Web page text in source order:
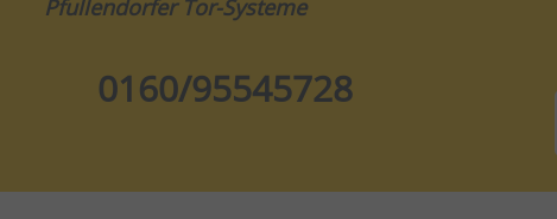
Pfullendorfer Tor-Systeme
0160/95545728